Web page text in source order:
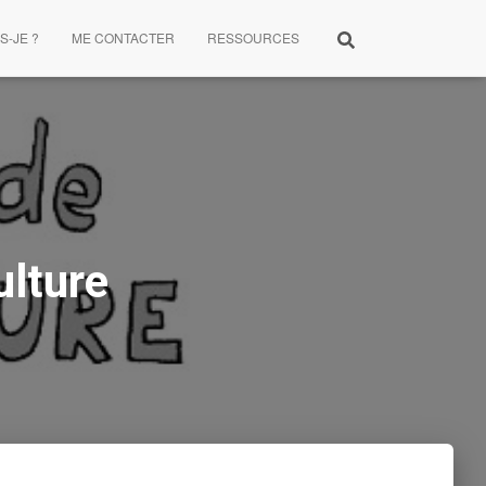
JE ? ME CONTACTER RESSOURCES